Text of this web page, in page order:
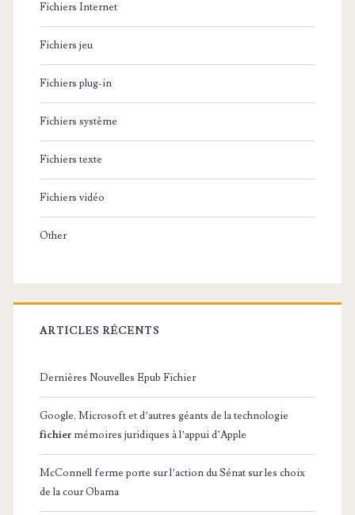
Fichiers Internet
Fichiers jeu
Fichiers plug-in
Fichiers système
Fichiers texte
Fichiers vidéo
Other
ARTICLES RÉCENTS
Dernières Nouvelles Epub Fichier
Google, Microsoft et d’autres géants de la technologie
fichier mémoires juridiques à l’appui d’Apple
McConnell ferme porte sur l’action du Sénat sur les choix
de la cour Obama